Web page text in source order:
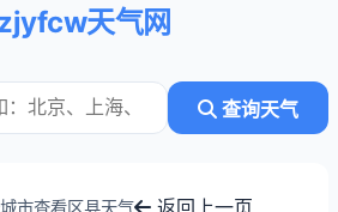
天气网
查询天气
市查看区县天气 返回上一页